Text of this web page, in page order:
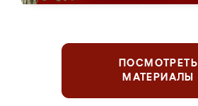
ПОСМОТРЕТЬ
МАТЕРИАЛЫ